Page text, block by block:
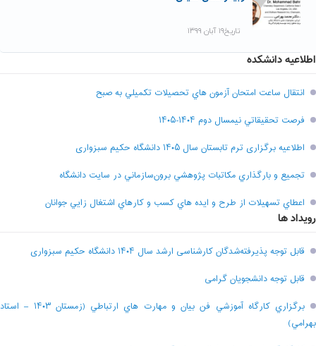
تاریخ۱۹ آبان ۱۳۹۹
اطلاعیه دانشکده
انتقال ساعت امتحان آزمون هاي تحصيلات تکميلي به صبح
فرصت تحقيقاتي نیمسال دوم ۱۴۰۴-۱۴۰۵
اطلاعیه برگزاری ترم تابستان سال ۱۴۰۵ دانشگاه حکیم سبزواری
تجميع و بارگذاري مکاتبات پژوهشي برون‌سازماني در سايت دانشگاه
اعطاي تسهيلات از طرح و ايده هاي کسب و کارهاي اشتغال زايي جوانان
رویداد ها
قابل توجه پذیرفته‌شدگان کارشناسی ارشد سال ۱۴۰۴ دانشگاه حکیم سبزواری
قابل توجه دانشجویان گرامی
برگزاري کارگاه آموزشي فن بيان و مهارت هاي ارتباطي (زمستان ۱۴۰۳ – استاد
بهرامي)